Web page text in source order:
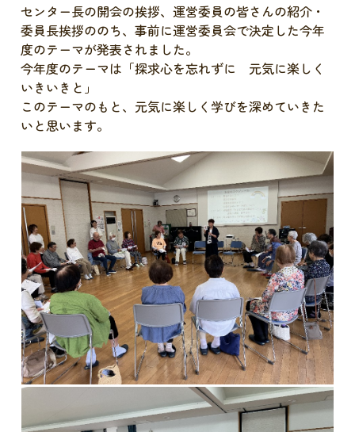
センター長の開会の挨拶、運営委員の皆さんの紹介・
委員長挨拶ののち、事前に運営委員会で決定した今年
度のテーマが発表されました。
今年度のテーマは「探求心を忘れずに 元気に楽しく
いきいきと」
このテーマのもと、元気に楽しく学びを深めていきた
いと思います。